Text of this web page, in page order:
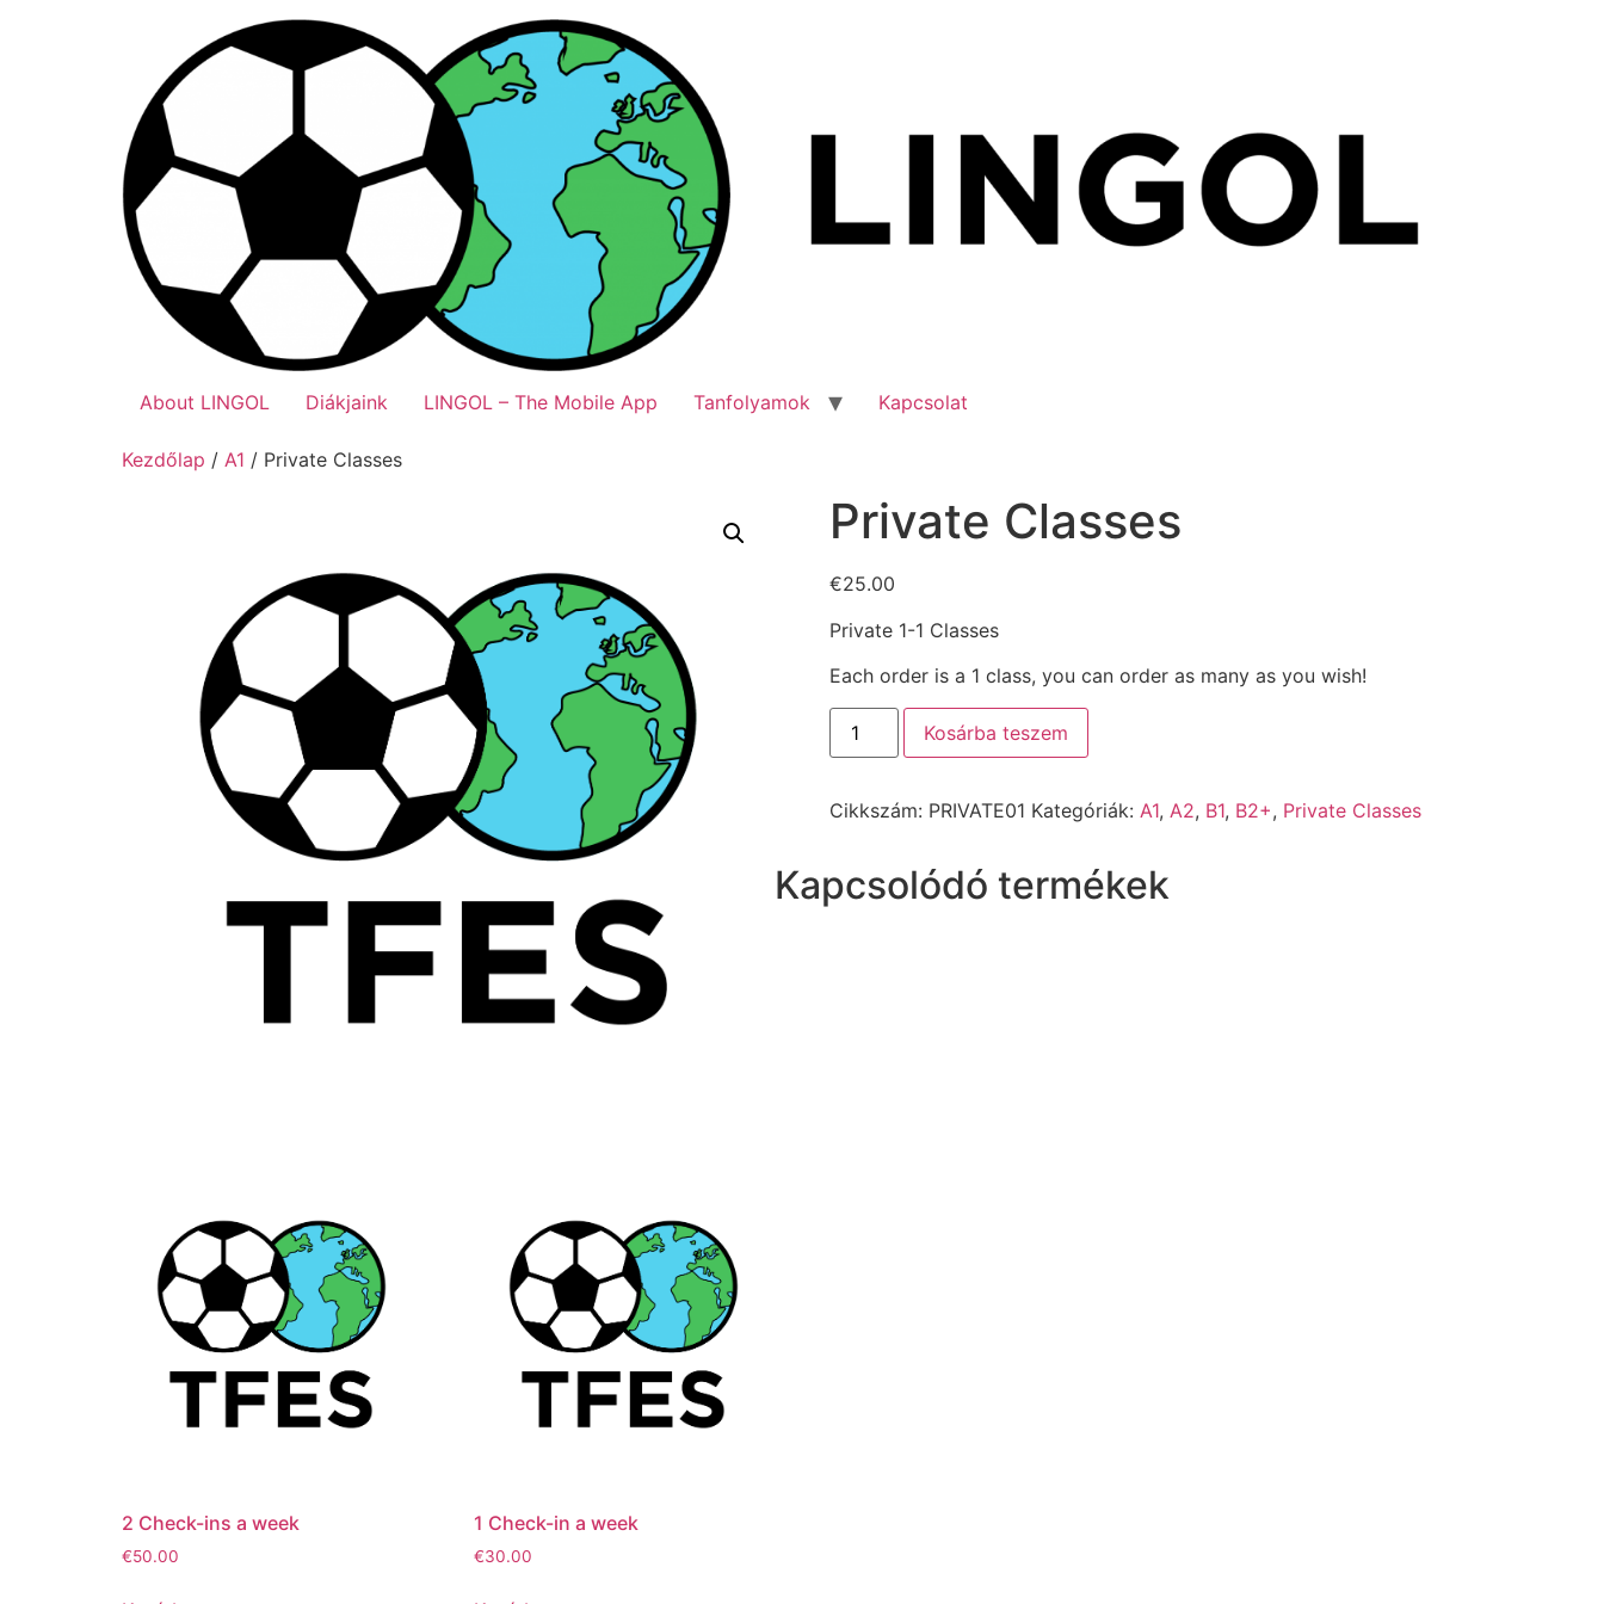
About LINGOL Diákjaink LINGOL – The Mobile App Tanfolyamok Kapcsolat
Kezdőlap / A1 / Private Classes
Private Classes
€25.00
Private 1-1 Classes
Each order is a 1 class, you can order as many as you wish!
Private
Classes
mennyiség
Kosárba teszem
Cikkszám: PRIVATE01 Kategóriák: A1, A2, B1, B2+, Private Classes
Kapcsolódó termékek
2 Check-ins a week
€50.00
1 Check-in a week
€30.00